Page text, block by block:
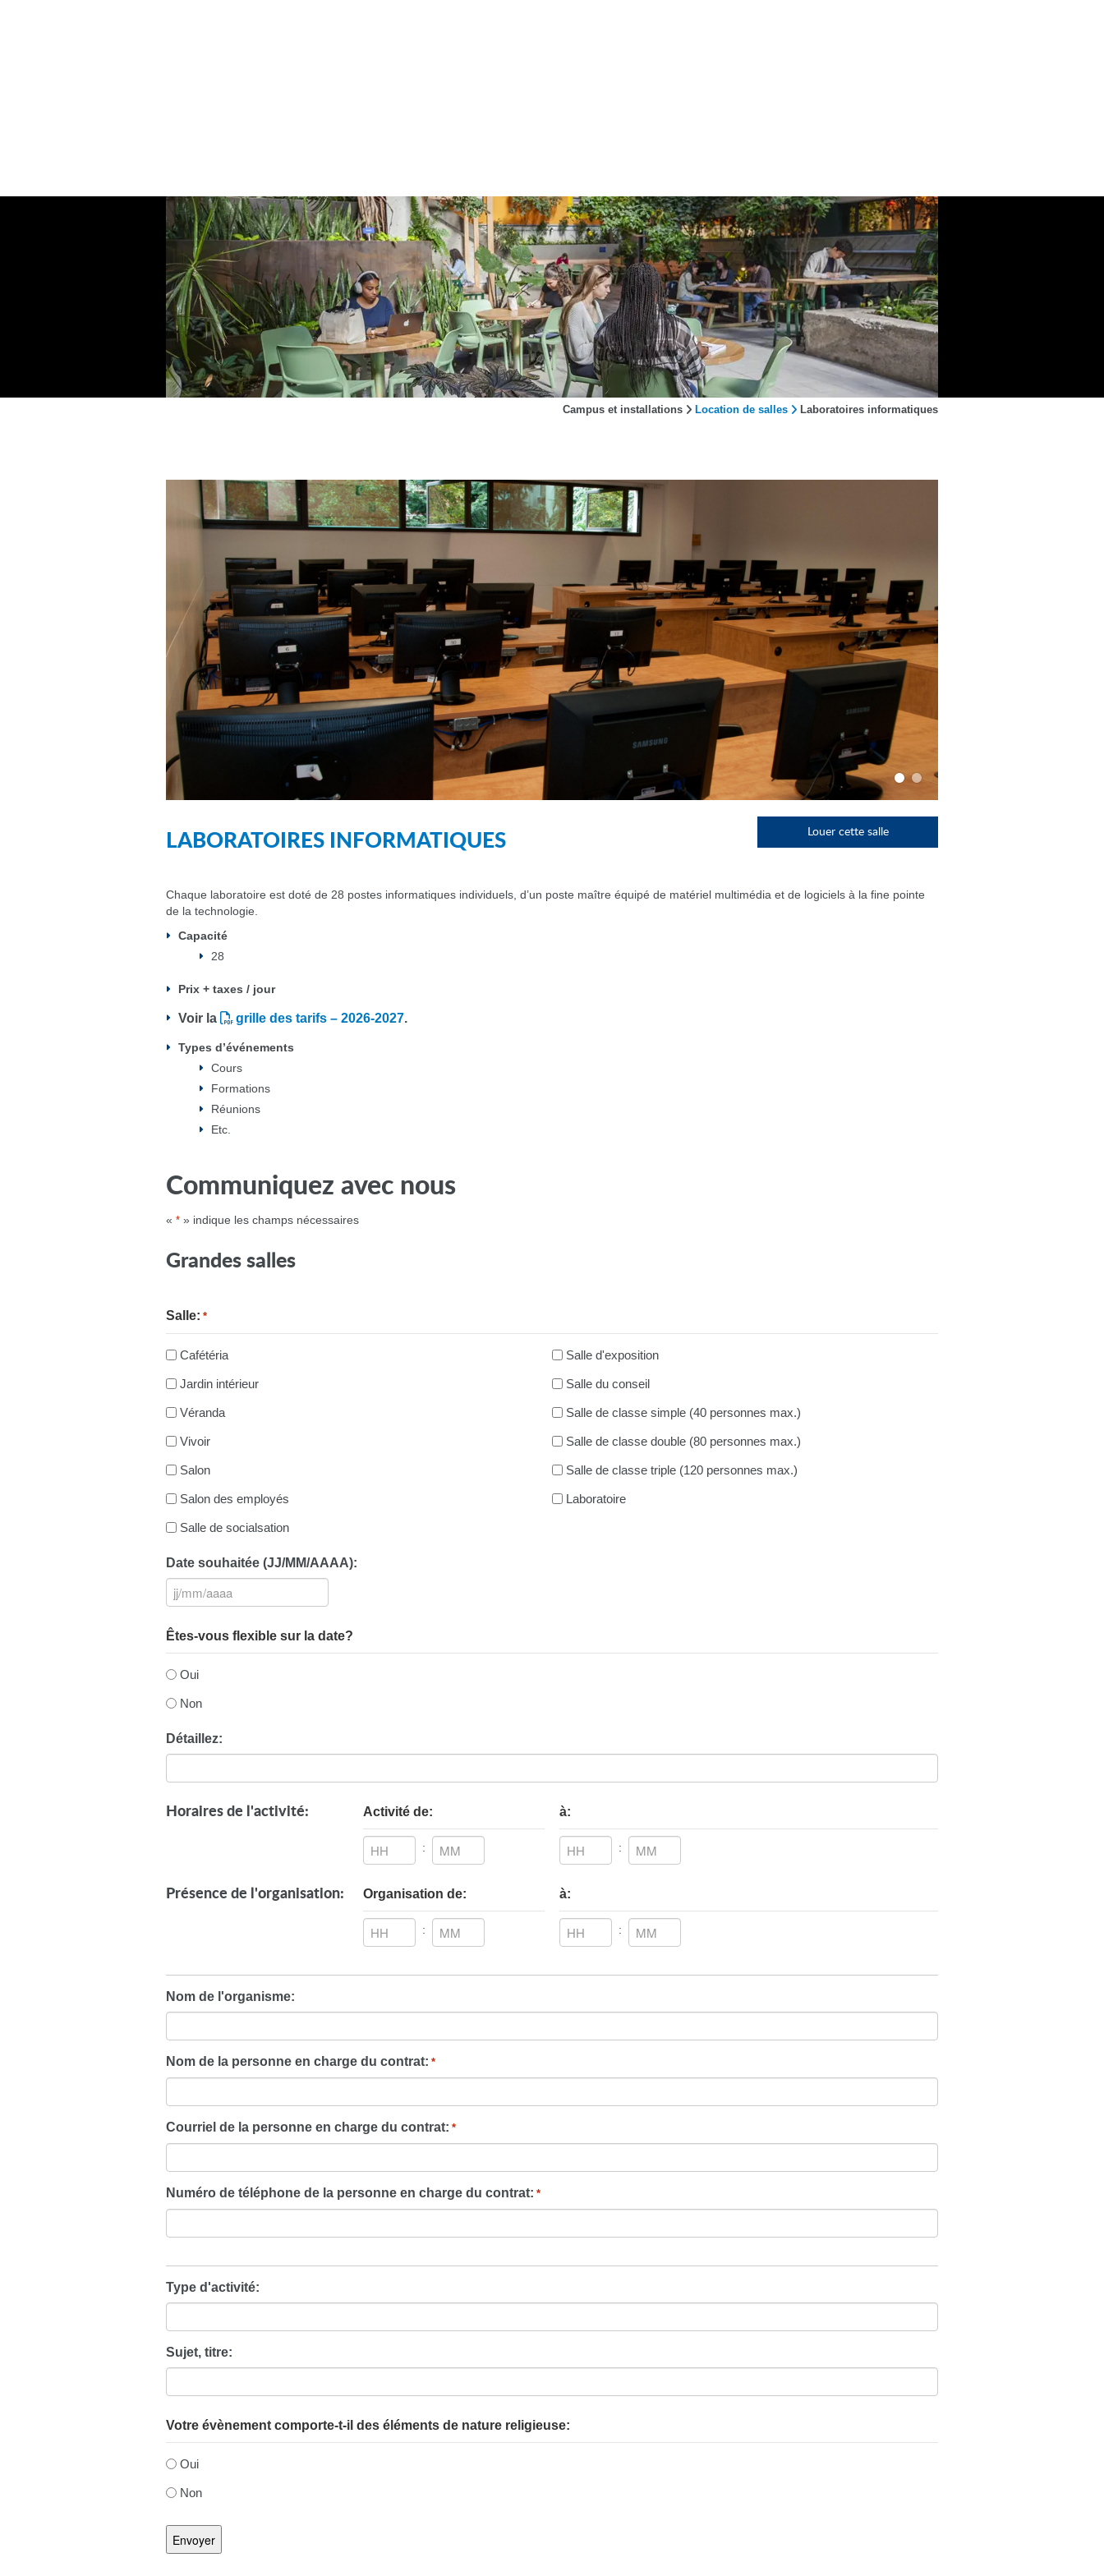
Campus et installations Location de salles Laboratoires informatiques
LABORATOIRES INFORMATIQUES Louer cette salle
Chaque laboratoire est doté de 28 postes informatiques individuels, d’un poste maître équipé de matériel multimédia et de logiciels à la fine pointe
de la technologie.
Capacité
28
Prix + taxes / jour
Voir la grille des tarifs – 2026-2027.
Types d’événements
Cours
Formations
Réunions
Etc.
Communiquez avec nous
« * » indique les champs nécessaires
Grandes salles
Salle: *
Cafétéria Salle d'exposition
Jardin intérieur Salle du conseil
Véranda Salle de classe simple (40 personnes max.)
Vivoir Salle de classe double (80 personnes max.)
Salon Salle de classe triple (120 personnes max.)
Salon des employés Laboratoire
Salle de socialsation
Date souhaitée (JJ/MM/AAAA):
JJ
MM
Êtes-vous flexible sur la date?
Oui
Non
Détaillez:
Horaires de l'activité: Activité de:
:
à:
:
Présence de l'organisation:
Organisation de:
:
à:
:
Nom de l'organisme:
Nom de la personne en charge du contrat: *
Courriel de la personne en charge du contrat: *
Numéro de téléphone de la personne en charge du contrat: *
Type d'activité:
Sujet, titre:
Votre évènement comporte-t-il des éléments de nature religieuse:
Oui
Non